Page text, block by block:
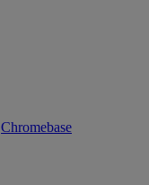
Chromebase